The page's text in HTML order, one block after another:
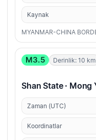
Kaynak
MYANMAR-CHINA
M3.5 Derinlik: 10 km
Shan State ·
Zaman (UTC)
Koordinatlar